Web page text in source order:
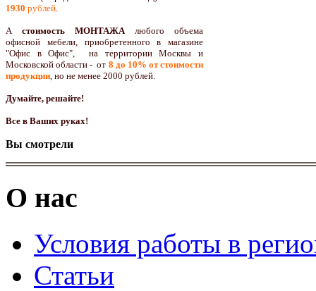
1930 рублей.
А стоимость МОНТАЖАлюбого объема
офисной мебели, приобретенного в магазине
"Офис в Офис", на территории Москвы и
Московской области - от 8 до 10% от стоимости
продукции, но не менее 2000 рублей.
Думайте, решайте!
Все в Ваших руках!
Вы смотрели
О нас
Условия работы в
Статьи